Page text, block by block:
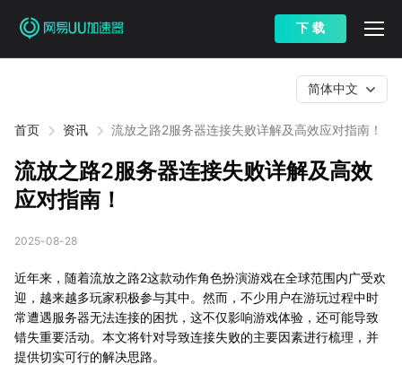
下 载
首页 资讯 流放之路2服务器连接失败详解及高效应对指南！
简体中文
流放之路2服务器连接失败详解及高效
应对指南！
2025-08-28
近年来，随着流放之路2这款动作角色扮演游戏在全球范围内广受欢
迎，越来越多玩家积极参与其中。然而，不少用户在游玩过程中时
常遭遇服务器无法连接的困扰，这不仅影响游戏体验，还可能导致
错失重要活动。本文将针对导致连接失败的主要因素进行梳理，并
提供切实可行的解决思路。